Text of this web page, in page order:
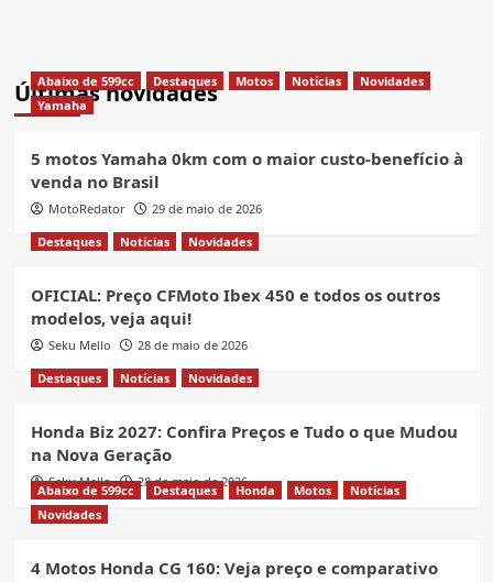
Últimas novidades
Abaixo de 599cc Destaques Motos Notícias
Novidades
Yamaha
5 motos Yamaha 0km com o maior custo-benefício à
venda no Brasil
MotoRedator
29 de maio de 2026
Destaques
Notícias Novidades
OFICIAL: Preço CFMoto Ibex 450 e todos os outros
modelos, veja aqui!
Seku Mello
28 de maio de 2026
Destaques
Notícias Novidades
Honda Biz 2027: Confira Preços e Tudo o que Mudou
na Nova Geração
Seku Mello 28 de maio de 2026
Abaixo de 599cc Destaques Honda Motos
Notícias
Novidades
4 Motos Honda CG 160: Veja preço e comparativo